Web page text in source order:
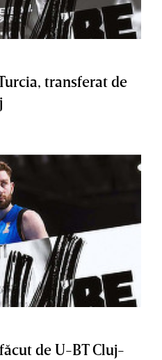
transferat de
de U-BT Cluj-